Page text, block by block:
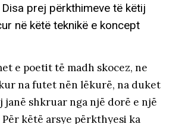
prej përkthimeve të këtij
në këtë teknikë e koncept
e poetit të madh skocez, ne
na futet nën lëkurë, na duket
janë shkruar nga një dorë e një
këtë arsye përkthyesi ka